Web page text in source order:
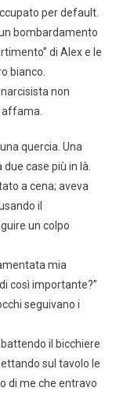
per default.
bombardamento
di Alex e le
bianco.
non
quercia. Una
case più in là.
a cena; aveva
il
un colpo
mia
così importante?”
seguivano i
il bicchiere
sul tavolo le
di me che entravo